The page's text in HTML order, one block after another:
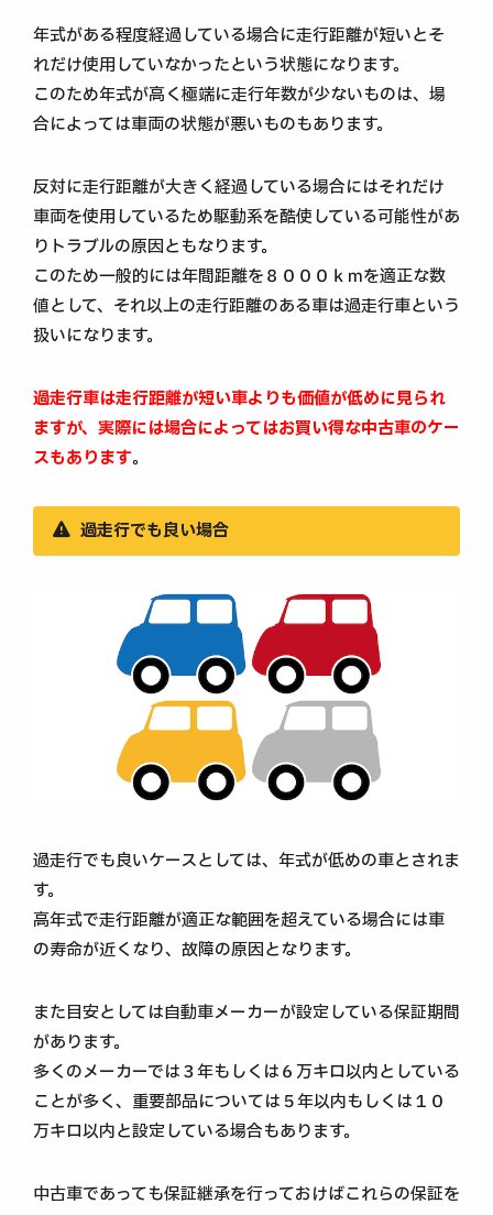
年式がある程度経過している場合に走行距離が短いとそ
れだけ使用していなかったという状態になります。
このため年式が高く極端に走行年数が少ないものは、場
合によっては車両の状態が悪いものもあります。
反対に走行距離が大きく経過している場合にはそれだけ
車両を使用しているため駆動系を酷使している可能性があ
りトラブルの原因ともなります。
このため一般的には年間距離を８０００ｋｍを適正な数
値として、それ以上の走行距離のある車は過走行車という
扱いになります。
過走行車は走行距離が短い車よりも価値が低めに見られ
ますが、実際には場合によってはお買い得な中古車のケー
スもあります。
過走行でも良い場合
過走行でも良いケースとしては、年式が低めの車とされま
す。
高年式で走行距離が適正な範囲を超えている場合には車
の寿命が近くなり、故障の原因となります。
また目安としては自動車メーカーが設定している保証期間
があります。
多くのメーカーでは３年もしくは６万キロ以内としている
ことが多く、重要部品については５年以内もしくは１０
万キロ以内と設定している場合もあります。
中古車であっても保証継承を行っておけばこれらの保証を